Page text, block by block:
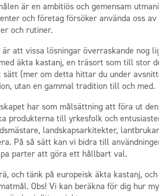
är en ambitiös och gemensam
och företag försöker använda oss
och rutiner.
är att vissa lösningar överraskande nog
äkta kastanj, en träsort som till stor
sätt (mer om detta hittar du under
utan en gammal tradition till och med.
har som målsättning att föra ut
produkterna till yrkesfolk och
landskapsarkitekter,
På så sätt kan vi bidra till
parter att göra ett hållbart val.
och tänk på europeisk äkta kastanj,
Obs! Vi kan beräkna för dig hur